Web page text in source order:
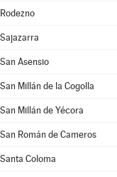
Rodezno
Sajazarra
San Asensio
San Millán de la Cogolla
San Millán de Yécora
San Román de Cameros
Santa Coloma